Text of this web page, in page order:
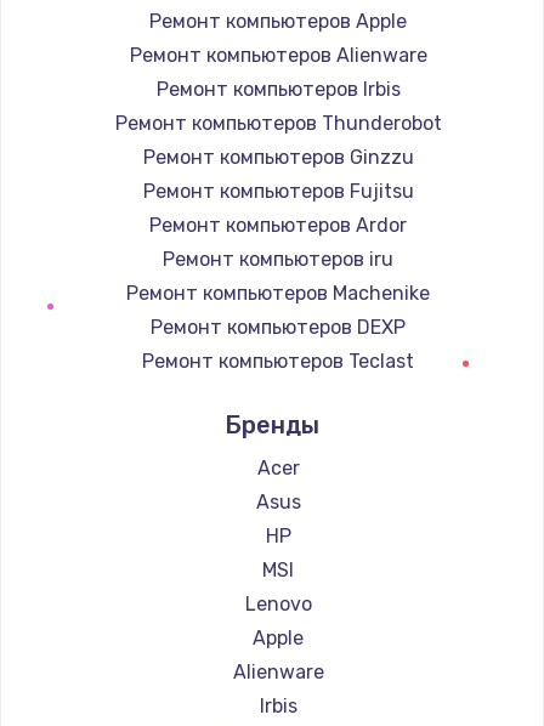
Замена контроллера питания
1490 руб.
Заказать
Замена тачпада
1745 руб.
Заказать
Замена корпуса
890 руб.
Заказать
Замена клавиатуры
990 руб.
Заказать
Замена аккумулятора
620 руб.
Заказать
Замена материнской платы
Ремонт компьютеров Apple
Ремонт компьютеров Alienware
Ремонт компьютеров Irbis
Ремонт компьютеров Thunderobot
Ремонт компьютеров Ginzzu
Ремонт компьютеров Fujitsu
Ремонт компьютеров Ardor
Ремонт компьютеров iru
Ремонт компьютеров Machenike
Ремонт компьютеров DEXP
Ремонт компьютеров Teclast
Ремонт компьютеров Beelink
Ремонт компьютеров CHUWI
Бренды
Acer
Asus
HP
MSI
Lenovo
Apple
Alienware
Irbis